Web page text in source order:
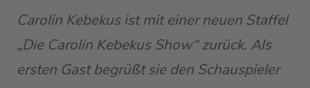
Carolin Kebekus ist mit einer neuen Staffel
„Die Carolin Kebekus Show“ zurück. Als
ersten Gast begrüßt sie den Schauspieler